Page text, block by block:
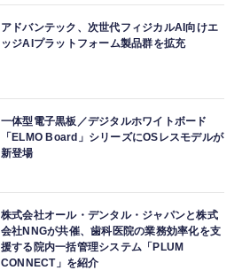
アドバンテック、次世代フィジカルAI向けエ
ッジAIプラットフォーム製品群を拡充
一体型電子黒板／デジタルホワイトボード
「ELMO Board」シリーズにOSレスモデルが
新登場
株式会社オール・デンタル・ジャパンと株式
会社NNGが共催、歯科医院の業務効率化を支
援する院内一括管理システム「PLUM
CONNECT」を紹介